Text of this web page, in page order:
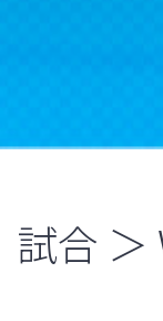
試合 ＞